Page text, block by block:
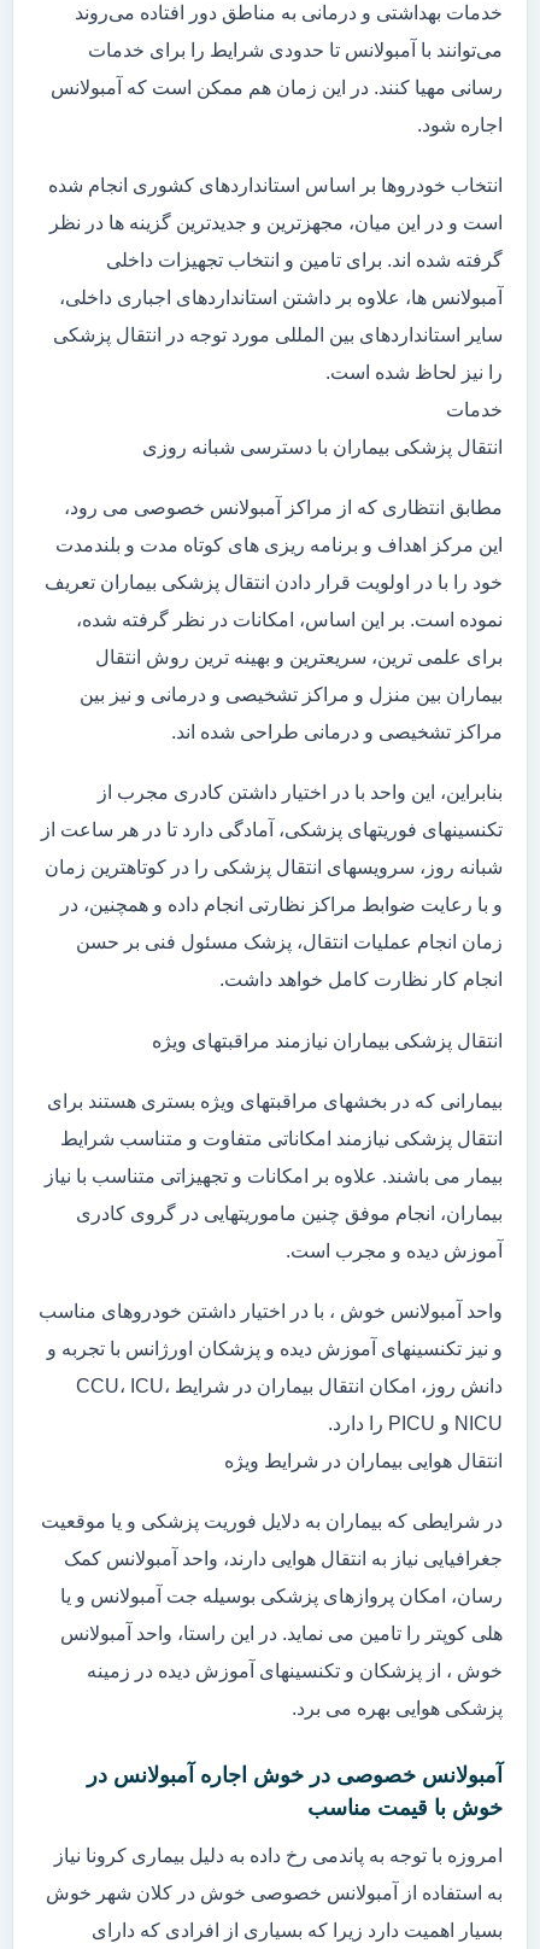
خدمات بهداشتی و درمانی به مناطق دور افتاده می‌روند
می‌توانند با آمبولانس تا حدودی شرایط را برای خدمات
رسانی مهیا کنند. در این زمان هم ممکن است که آمبولانس
اجاره شود.
انتخاب خودروها بر اساس استانداردهای کشوری انجام شده
است و در این میان، مجهزترین و جدیدترین گزینه ها در نظر
گرفته شده اند. برای تامین و انتخاب تجهیزات داخلی
آمبولانس ها، علاوه بر داشتن استانداردهای اجباری داخلی،
سایر استانداردهای بین المللی مورد توجه در انتقال پزشکی
را نیز لحاظ شده است.
خدمات
انتقال پزشکی بیماران با دسترسی شبانه روزی
مطابق انتظاری که از مراکز آمبولانس خصوصی می رود،
این مرکز اهداف و برنامه ریزی های کوتاه مدت و بلندمدت
خود را با در اولویت قرار دادن انتقال پزشکی بیماران تعریف
نموده است. بر این اساس، امکانات در نظر گرفته شده،
برای علمی ترین، سریعترین و بهینه ترین روش انتقال
بیماران بین منزل و مراکز تشخیصی و درمانی و نیز بین
مراکز تشخیصی و درمانی طراحی شده اند.
بنابراین، این واحد با در اختیار داشتن کادری مجرب از
تکنسینهای فوریتهای پزشکی، آمادگی دارد تا در هر ساعت از
شبانه روز، سرویسهای انتقال پزشکی را در کوتاهترین زمان
و با رعایت ضوابط مراکز نظارتی انجام داده و همچنین، در
زمان انجام عملیات انتقال، پزشک مسئول فنی بر حسن
انجام کار نظارت کامل خواهد داشت.
انتقال پزشکی بیماران نیازمند مراقبتهای ویژه
بیمارانی که در بخشهای مراقبتهای ویژه بستری هستند برای
انتقال پزشکی نیازمند امکاناتی متفاوت و متناسب شرایط
بیمار می باشند. علاوه بر امکانات و تجهیزاتی متناسب با نیاز
بیماران، انجام موفق چنین ماموریتهایی در گروی کادری
آموزش دیده و مجرب است.
واحد آمبولانس خوش ، با در اختیار داشتن خودروهای مناسب
و نیز تکنسینهای آموزش دیده و پزشکان اورژانس با تجربه و
دانش روز، امکان انتقال بیماران در شرایط CCU، ICU،
NICU و PICU را دارد.
انتقال هوایی بیماران در شرایط ویژه
در شرایطی که بیماران به دلایل فوریت پزشکی و یا موقعیت
جغرافیایی نیاز به انتقال هوایی دارند، واحد آمبولانس کمک
رسان، امکان پروازهای پزشکی بوسیله جت آمبولانس و یا
هلی کوپتر را تامین می نماید. در این راستا، واحد آمبولانس
خوش ، از پزشکان و تکنسینهای آموزش دیده در زمینه
پزشکی هوایی بهره می برد.
آمبولانس خصوصی در خوش اجاره آمبولانس در
خوش با قیمت مناسب
امروزه با توجه به پاندمی رخ داده به دلیل بیماری کرونا نیاز
به استفاده از آمبولانس خصوصی خوش در کلان شهر خوش
بسیار اهمیت دارد زیرا که بسیاری از افرادی که دارای